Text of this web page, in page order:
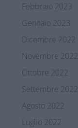
Febbraio 2023
Gennaio 2023
Dicembre 2022
Novembre 2022
Ottobre 2022
Settembre 2022
Agosto 2022
Luglio 2022